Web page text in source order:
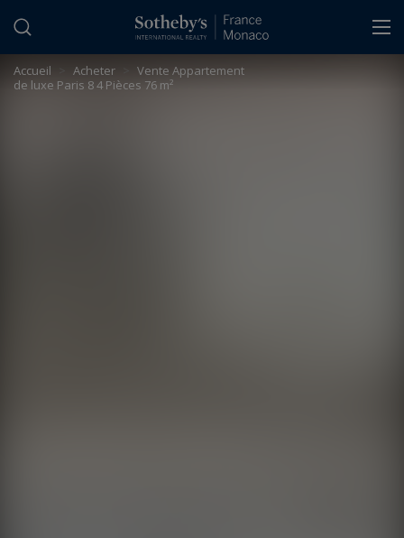
Accueil > Acheter
Vente Appartement
de luxe Paris 8 4 Pièces 76 m²